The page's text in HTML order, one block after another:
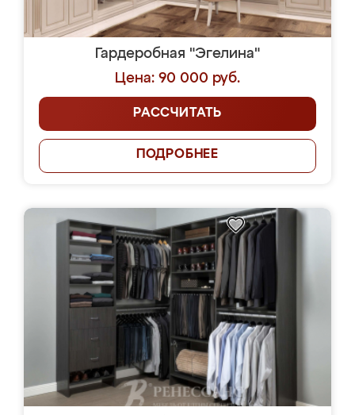
Гардеробная "Эгелина"
Цена: 90 000 руб.
РАССЧИТАТЬ
ПОДРОБНЕЕ